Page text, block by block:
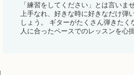
「練習をしてください」とは言いま
上手なれ、好きな時に好きなだけ弾
しょう。 ギターがたくさん弾きたく
人に合ったペースでのレッスンを心